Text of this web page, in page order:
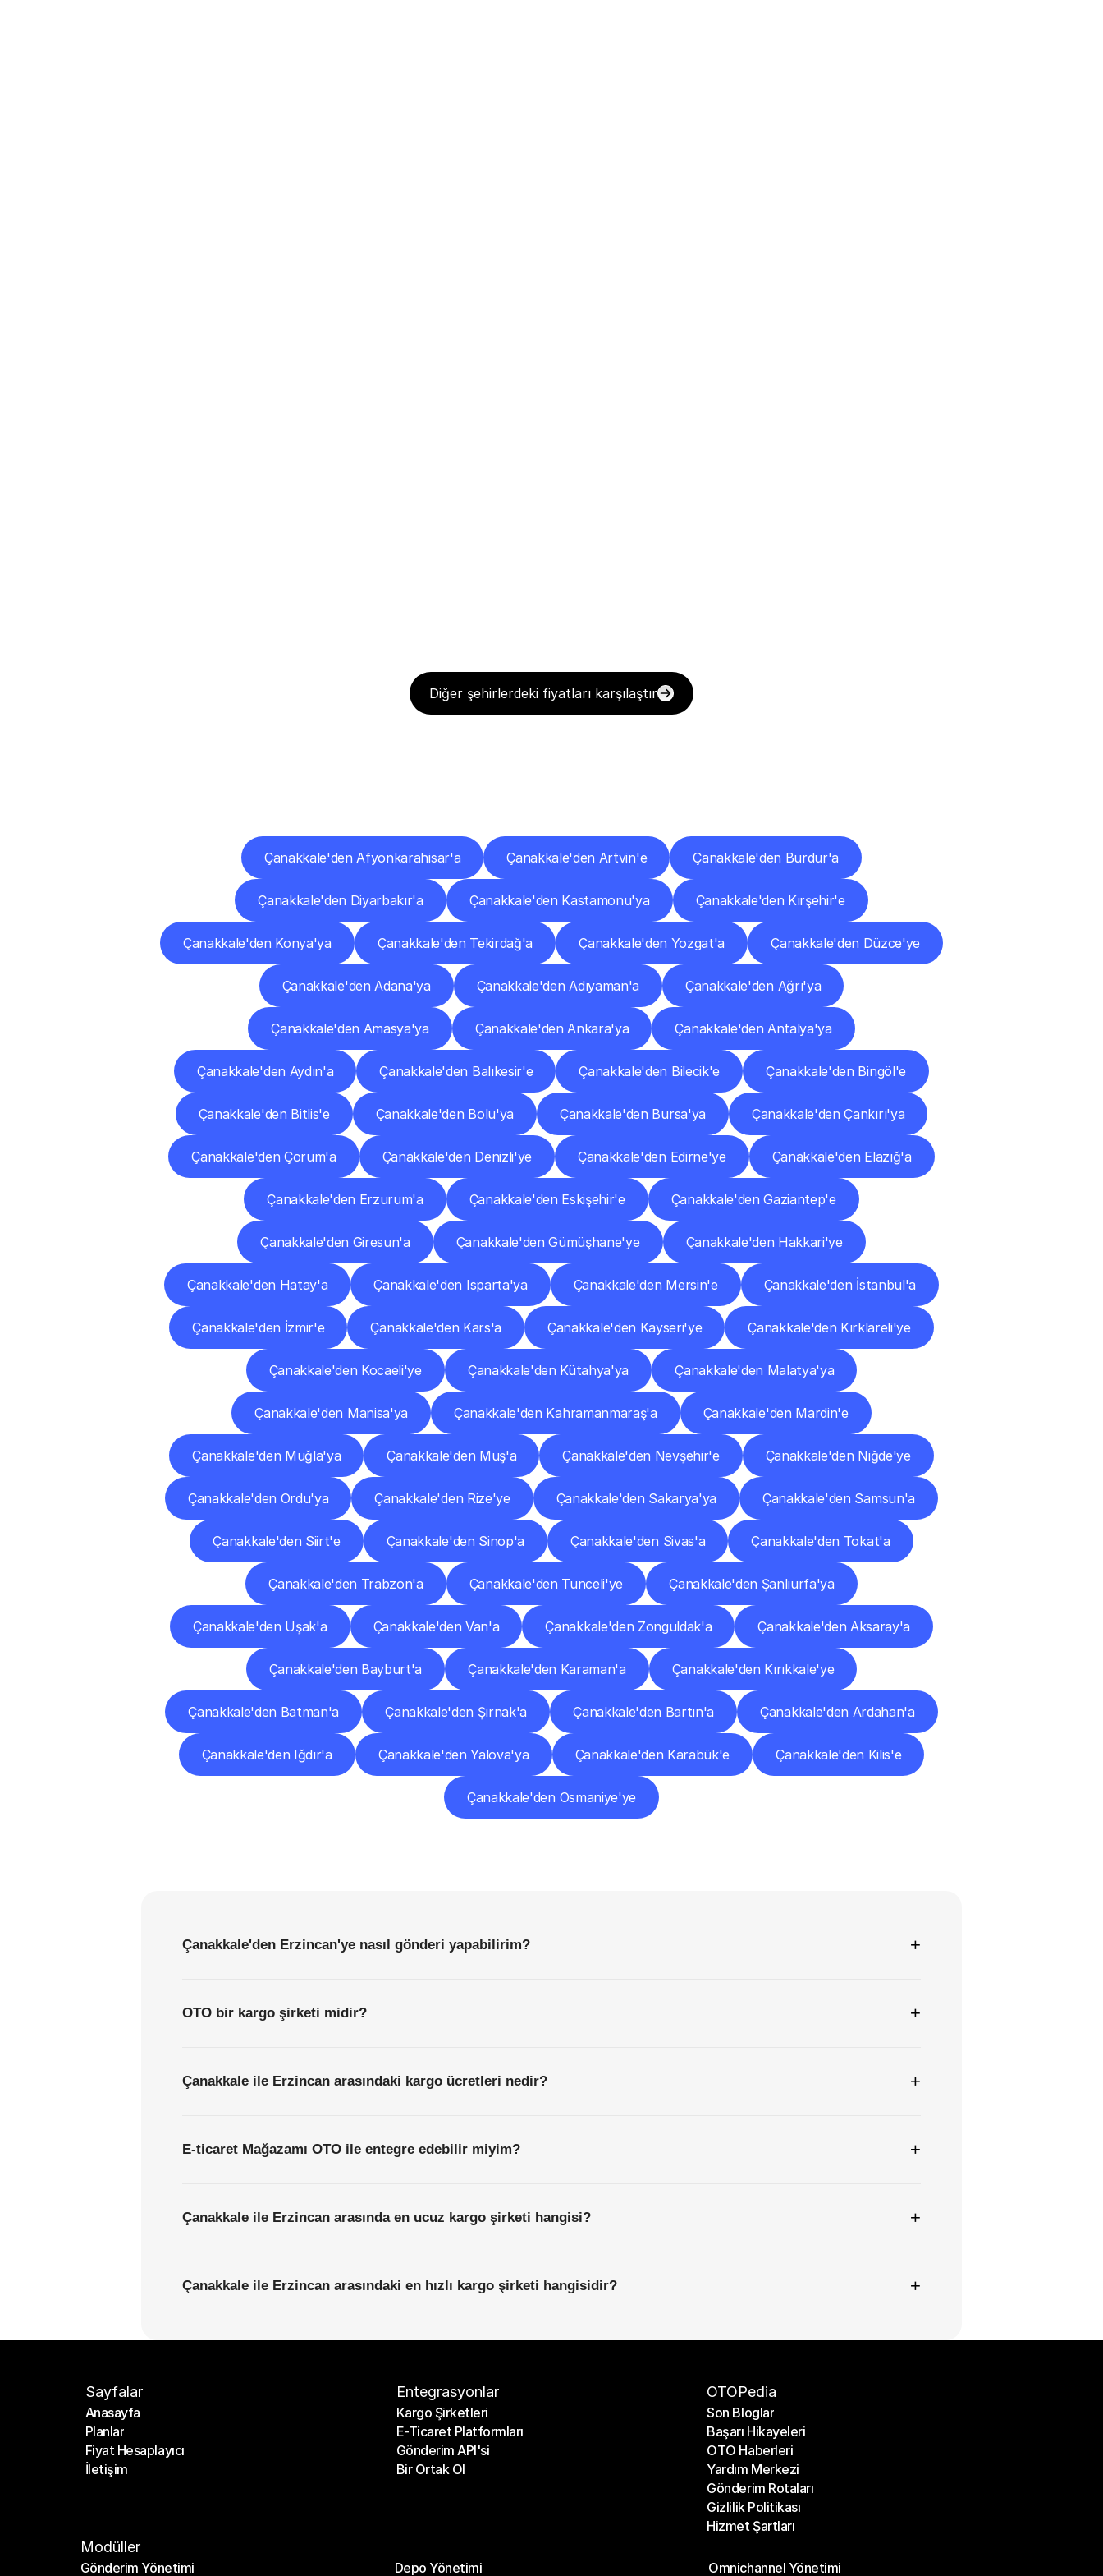
Diğer şehirlerdeki fiyatları karşılaştır
Çanakkale'den Afyonkarahisar'a Çanakkale'den Artvin'e Çanakkale'den Burdur'a
Çanakkale'den Diyarbakır'a Çanakkale'den Kastamonu'ya Çanakkale'den Kırşehir'e
Çanakkale'den Konya'ya Çanakkale'den Tekirdağ'a Çanakkale'den Yozgat'a Çanakkale'den Düzce'ye
Çanakkale'den Adana'ya Çanakkale'den Adıyaman'a Çanakkale'den Ağrı'ya
Çanakkale'den Amasya'ya Çanakkale'den Ankara'ya Çanakkale'den Antalya'ya
Çanakkale'den Aydın'a Çanakkale'den Balıkesir'e Çanakkale'den Bilecik'e Çanakkale'den Bingöl'e
Çanakkale'den Bitlis'e Çanakkale'den Bolu'ya Çanakkale'den Bursa'ya Çanakkale'den Çankırı'ya
Çanakkale'den Çorum'a Çanakkale'den Denizli'ye Çanakkale'den Edirne'ye Çanakkale'den Elazığ'a
Çanakkale'den Erzurum'a Çanakkale'den Eskişehir'e Çanakkale'den Gaziantep'e
Çanakkale'den Giresun'a Çanakkale'den Gümüşhane'ye Çanakkale'den Hakkari'ye
Çanakkale'den Hatay'a Çanakkale'den Isparta'ya Çanakkale'den Mersin'e Çanakkale'den İstanbul'a
Çanakkale'den İzmir'e Çanakkale'den Kars'a Çanakkale'den Kayseri'ye Çanakkale'den Kırklareli'ye
Çanakkale'den Kocaeli'ye Çanakkale'den Kütahya'ya Çanakkale'den Malatya'ya
Çanakkale'den Manisa'ya Çanakkale'den Kahramanmaraş'a Çanakkale'den Mardin'e
Çanakkale'den Muğla'ya Çanakkale'den Muş'a Çanakkale'den Nevşehir'e Çanakkale'den Niğde'ye
Çanakkale'den Ordu'ya Çanakkale'den Rize'ye Çanakkale'den Sakarya'ya Çanakkale'den Samsun'a
Çanakkale'den Siirt'e Çanakkale'den Sinop'a Çanakkale'den Sivas'a Çanakkale'den Tokat'a
Çanakkale'den Trabzon'a Çanakkale'den Tunceli'ye Çanakkale'den Şanlıurfa'ya
Çanakkale'den Uşak'a Çanakkale'den Van'a Çanakkale'den Zonguldak'a Çanakkale'den Aksaray'a
Çanakkale'den Bayburt'a Çanakkale'den Karaman'a Çanakkale'den Kırıkkale'ye
Çanakkale'den Batman'a Çanakkale'den Şırnak'a Çanakkale'den Bartın'a Çanakkale'den Ardahan'a
Çanakkale'den Iğdır'a Çanakkale'den Yalova'ya Çanakkale'den Karabük'e Çanakkale'den Kilis'e
Çanakkale'den Osmaniye'ye
Çanakkale'den Erzincan'ye nasıl gönderi yapabilirim? +
OTO bir kargo şirketi midir? +
Çanakkale ile Erzincan arasındaki kargo ücretleri nedir? +
E-ticaret Mağazamı OTO ile entegre edebilir miyim? +
Çanakkale ile Erzincan arasında en ucuz kargo şirketi hangisi? +
Çanakkale ile Erzincan arasındaki en hızlı kargo şirketi hangisidir? +
Sayfalar
Anasayfa
Anasayfa
Planlar
Planlar
Fiyat Hesaplayıcı
Fiyat Hesaplayıcı
İletişim
Entegrasyonlar
Kargo Şirketleri
Kargo Şirketleri
E-Ticaret Platformları
E-Ticaret Platformları
Gönderim API'si
Gönderim API'si
Bir Ortak Ol
OTOPedia
Son Bloglar
Son Bloglar
Başarı Hikayeleri
Başarı Hikayeleri
OTO Haberleri
OTO Haberleri
Yardım Merkezi
Yardım Merkezi
Gönderim Rotaları
Gönderim Rotaları
Gizlilik Politikası
Gizlilik Politikası
Hizmet Şartları
Modüller
Gönderim Yönetimi Depo Yönetimi Omnichannel Yönetimi